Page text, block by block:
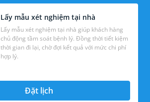
Lấy mẫu xét nghiệm tại nhà
Lấy mẫu xét nghiệm tại nhà giúp khách hàng
chủ động tầm soát bệnh lý. Đồng thời tiết kiệm
thời gian đi lại, chờ đợi kết quả với mức chi phí
hợp lý.
Đặt lịch